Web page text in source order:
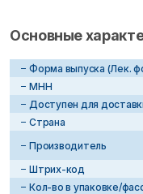
Основные
Форма выпуска (Лек.
МНН
Доступен для
Страна
Производитель
Штрих-код
Кол-во в упаковке/